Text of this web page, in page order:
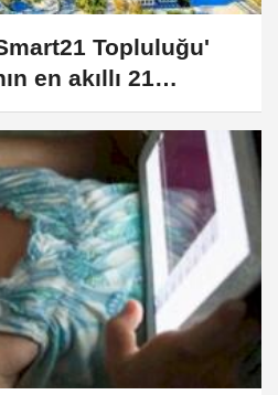
Topluluğu'
en akıllı 21